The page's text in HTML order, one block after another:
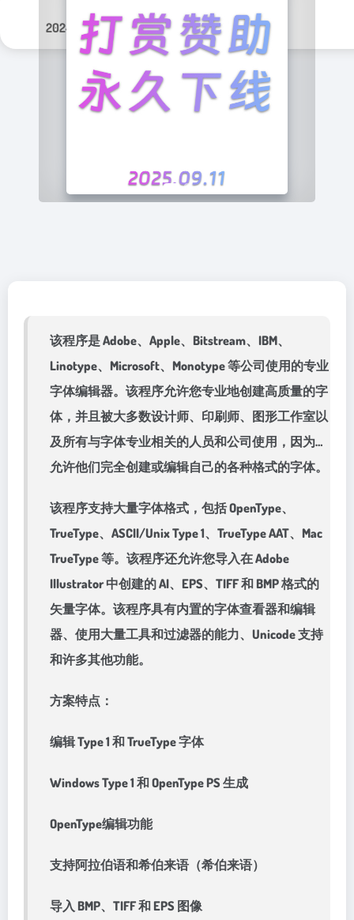
2024年 8月 21日
图形设计
实用程序
该程序是 Adob​​e、Apple、Bitstream、IBM、
Linotype、Microsoft、Monotype 等公司使用的专业
字体编辑器。该程序允许您专业地创建高质量的字
体，并且被大多数设计师、印刷师、图形工作室以​​
及所有与字体专业相关的人员和公司使用，因为…
允许他们完全创建或编辑自己的各种格式的字体。
该程序支持大量字体格式，包括 OpenType、
TrueType、ASCII/Unix Type 1、TrueType AAT、Mac
TrueType 等。该程序还允许您导入在 Adob​​e
Illustrator 中创建的 AI、EPS、TIFF 和 BMP 格式的
矢量字体。该程序具有内置的字体查看器和编辑
器、使用大量工具和过滤器的能力、Unicode 支持
和许多其他功能。
方案特点：
编辑 Type 1 和 TrueType 字体
Windows Type 1 和 OpenType PS 生成
OpenType编辑功能
支持阿拉伯语和希伯来语（希伯来语）
导入 BMP、TIFF 和 EPS 图像